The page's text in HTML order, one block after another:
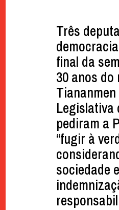
Três
final da
30 anos do
Legislativa
pediram a
“fugir à
sociedade